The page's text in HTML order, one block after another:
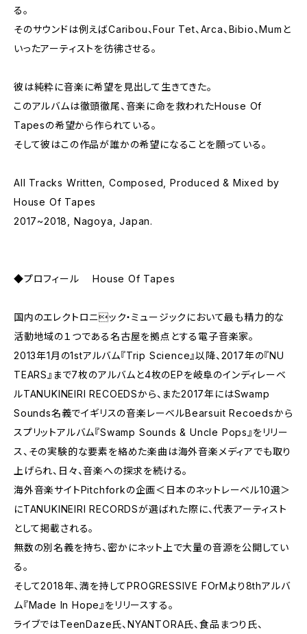
る。
そのサウンドは例えばCaribou、Four Tet、Arca、Bibio、Mumと
いったアーティストを彷彿させる。
彼は純粋に音楽に希望を見出して生きてきた。
このアルバムは徹頭徹尾、音楽に命を救われたHouse Of
Tapesの希望から作られている。
そして彼はこの作品が誰かの希望になることを願っている。
All Tracks Written, Composed, Produced & Mixed by
House Of Tapes
2017~2018, Nagoya, Japan.
◆プロフィール House Of Tapes
国内のエレクトロニック・ミュージックにおいて最も精力的な
活動地域の１つである名古屋を拠点とする電子音楽家。
2013年1月の1stアルバム『Trip Science』以降、2017年の『NU
TEARS』まで7枚のアルバムと4枚のEPを岐阜のインディレーベ
ルTANUKINEIRI RECOEDSから、また2017年にはSwamp
Sounds名義でイギリスの音楽レーベルBearsuit Recoedsから
スプリットアルバム『Swamp Sounds & Uncle Pops』をリリー
ス、その実験的な要素を絡めた楽曲は海外音楽メディアでも取り
上げられ、日々、音楽への探求を続ける。
海外音楽サイトPitchforkの企画＜日本のネットレーベル10選＞
にTANUKINEIRI RECORDSが選ばれた際に、代表アーティスト
として掲載される。
無数の別名義を持ち、密かにネット上で大量の音源を公開してい
る。
そして2018年、満を持してPROGRESSIVE FOrMより8thアルバ
ム『Made In Hope』をリリースする。
ライブではTeenDaze氏、NYANTORA氏、食品まつり氏、